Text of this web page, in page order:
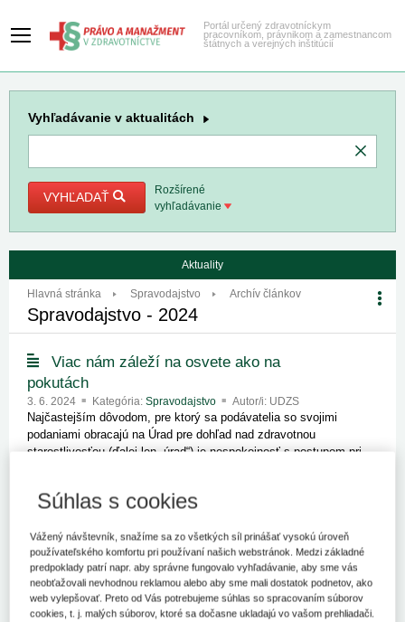
Portál určený zdravotníckym
pracovníkom, právnikom a zamestnancom
štátnych a verejných inštitúcií
Vyhľadávanie v aktualitách
VYHĽADAŤ
Rozšírené
vyhľadávanie
Aktuality
Hlavná stránka Spravodajstvo Archív článkov
Spravodajstvo - 2024
Viac nám záleží na osvete ako na
pokutách
3. 6. 2024 Kategória: Spravodajstvo Autor/i: UDZS
Najčastejším dôvodom, pre ktorý sa podávatelia so svojimi
podaniami obracajú na Úrad pre dohľad nad zdravotnou
starostlivosťou (ďalej len „úrad“) je nespokojnosť s postupom pri
majú v ochrane detí nezastupiteľnú úlohu
31. 5. 2024 Kategória: Spravodajstvo Autor/i: UVZ SR
Pri príležitosti Svetového dňa bez tabaku 2024 (31.05.2024) pod
záštitou hlavného hygienika SR Tatiany Červeňovej majú odborníci
regionálnych úradov verejného zdravotníctva (RÚVZ)
Súhlas s cookies
Vážený návštevník, snažíme sa zo všetkých síl prinášať vysokú úroveň
používateľského komfortu pri používaní našich webstránok. Medzi základné
predpoklady patrí napr. aby správne fungovalo vyhľadávanie, aby sme vás
neobťažovali nevhodnou reklamou alebo aby sme mali dostatok podnetov, ako
web vylepšovať. Preto od Vás potrebujeme súhlas so spracovaním súborov
cookies, t. j. malých súborov, ktoré sa dočasne ukladajú vo vašom prehliadači.